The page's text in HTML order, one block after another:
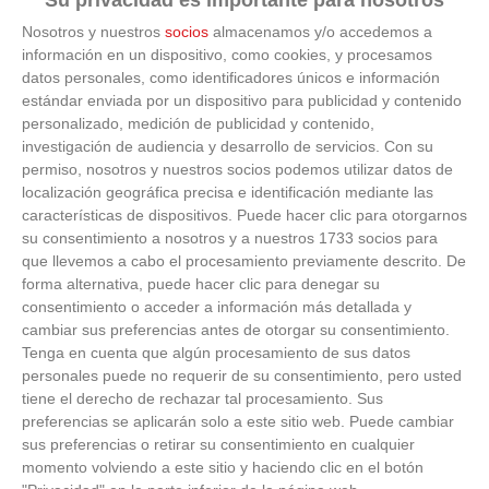
Nosotros y nuestros socios almacenamos y/o accedemos a
información en un dispositivo, como cookies, y procesamos
datos personales, como identificadores únicos e información
estándar enviada por un dispositivo para publicidad y contenido
personalizado, medición de publicidad y contenido,
investigación de audiencia y desarrollo de servicios. Con su
permiso, nosotros y nuestros socios podemos utilizar datos de
localización geográfica precisa e identificación mediante las
características de dispositivos. Puede hacer clic para otorgarnos
su consentimiento a nosotros y a nuestros 1733 socios para
que llevemos a cabo el procesamiento previamente descrito. De
forma alternativa, puede hacer clic para denegar su
consentimiento o acceder a información más detallada y
cambiar sus preferencias antes de otorgar su consentimiento.
Tenga en cuenta que algún procesamiento de sus datos
personales puede no requerir de su consentimiento, pero usted
tiene el derecho de rechazar tal procesamiento. Sus
preferencias se aplicarán solo a este sitio web. Puede cambiar
sus preferencias o retirar su consentimiento en cualquier
momento volviendo a este sitio y haciendo clic en el botón
¿Sabías que existen?
Estas criaturas existen y parecen sacadas de otro
planeta